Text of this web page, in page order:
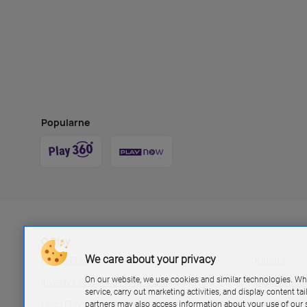
Popularne
O Play
Grupa Play
Investor relations P4 sp. z.o.o
Biuro
Blog Play
We care about your privacy
On our website, we use cookies and similar technologies.
service, carry out marketing activities, and display content
partners may also access information about your use of